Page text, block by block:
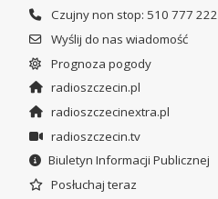
Czujny non stop: 510 777 222
Wyślij do nas wiadomość
Prognoza pogody
radioszczecin.pl
radioszczecinextra.pl
radioszczecin.tv
Biuletyn Informacji Publicznej
Posłuchaj teraz